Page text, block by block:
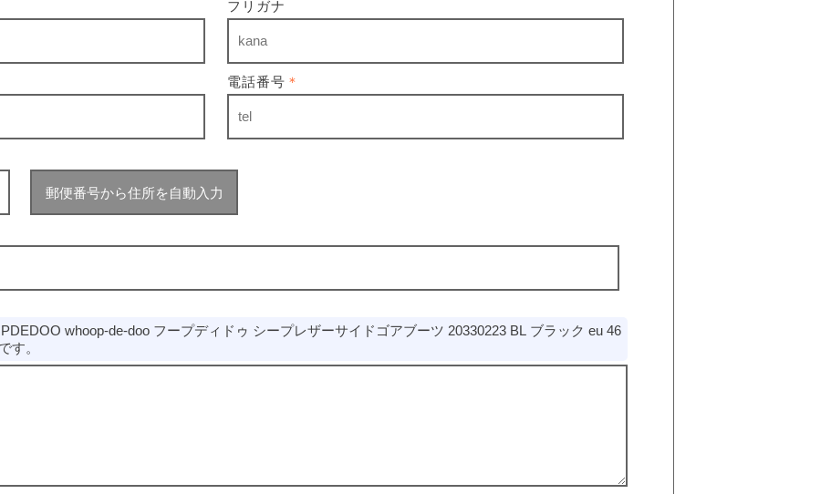
フリガナ
電話番号 ＊
郵便番号から住所を自動入力
whoop-de-doo フープディドゥ シープレザーサイドゴアブーツ 20330223 BL ブラック eu 46
す。